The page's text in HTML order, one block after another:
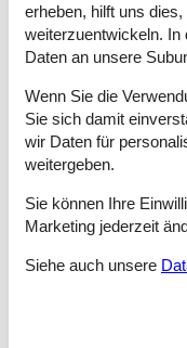
La
erheben, hilft uns
weiterzuentwickeln. In
Daten an unsere
Wenn Sie die
Sie sich damit
wir Daten für
weitergeben.
Sie können Ihre
Marketing jederzeit
Siehe auch unsere